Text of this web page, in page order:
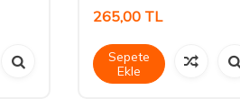
265,00 TL
Sepete
Ekle